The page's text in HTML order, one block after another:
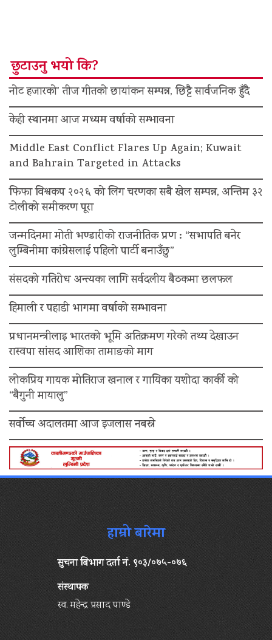
छुटाउनु भयो कि?
नोट हजारको’ तीज गीतको छायांकन सम्पन्न, छिट्टै सार्वजनिक हुँदै
केही स्थानमा आज मध्यम वर्षाको सम्भावना
Middle East Conflict Flares Up Again; Kuwait
and Bahrain Targeted in Attacks
फिफा विश्वकप २०२६ को लिग चरणका सबै खेल सम्पन्न, अन्तिम ३२
टोलीको समीकरण पूरा
जन्मदिनमा मोती भण्डारीको राजनीतिक प्रण : “सभापति बनेर
लुम्बिनीमा कांग्रेसलाई पहिलो पार्टी बनाउँछु”
संसदको गतिरोध अन्त्यका लागि सर्वदलीय बैठकमा छलफल
हिमाली र पहाडी भागमा वर्षाको सम्भावना
प्रधानमन्त्रीलाइ भारतको भूमि अतिक्रमण गरेको तथ्य देखाउन
रास्वपा सांसद आशिका तामाङको माग
लोकप्रिय गायक मोतिराज खनाल र गायिका यशोदा कार्की को
“बैगुनी मायालु”
सर्वोच्च अदालतमा आज इजलास नबस्ने
हाम्रो बारेमा
सुचना बिभाग दर्ता नं. ९०३/०७५-०७६
संस्थापक
स्व. महेन्द्र प्रसाद पाण्डे